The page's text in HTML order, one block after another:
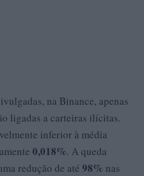
na Binance, apenas
ligadas a carteiras ilícitas.
inferior à média
0,018%. A queda
redução de até 98% nas